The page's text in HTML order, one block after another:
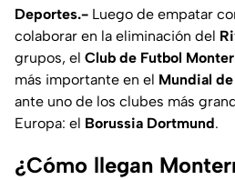
Deportes.- Luego de empatar
colaborar en la eliminación del
grupos, el Club de Futbol
más importante en el Mundial
ante uno de los clubes más
Europa: el Borussia Dortmund.
¿Cómo llegan